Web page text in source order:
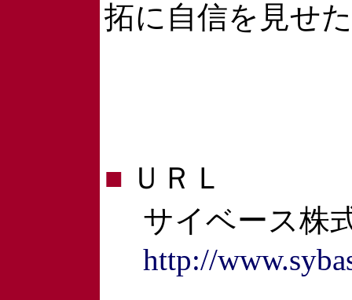
拓に自信を見せ
■ ＵＲＬ
サイベース株
http://